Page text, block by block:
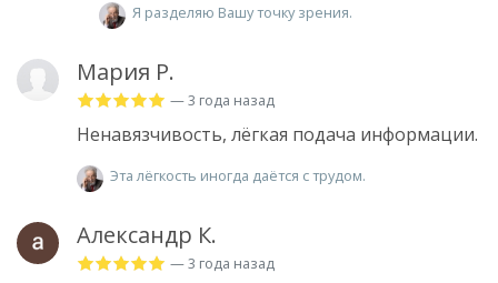
Я разделяю Вашу точку зрения.
Мария Р.
— 3 года назад
Ненавязчивость, лёгкая подача информации.
Эта лёгкость иногда даётся с трудом.
Александр К.
— 3 года назад